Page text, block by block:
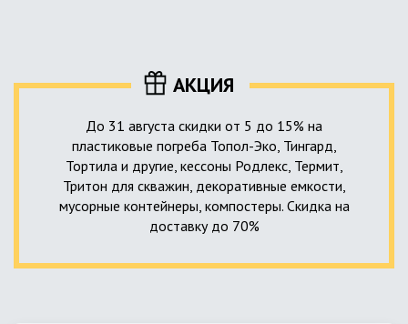
высокотехнологичное устройство, встраиваемое в
канализационную систему и обеспечивающее
АКЦИЯ
До 31 августа скидки от 5 до 15% на
пластиковые погреба Топол-Эко, Тингард,
Тортила и другие, кессоны Родлекс, Термит,
Тритон для скважин, декоративные емкости,
мусорные контейнеры, компостеры. Скидка на
доставку до 70%